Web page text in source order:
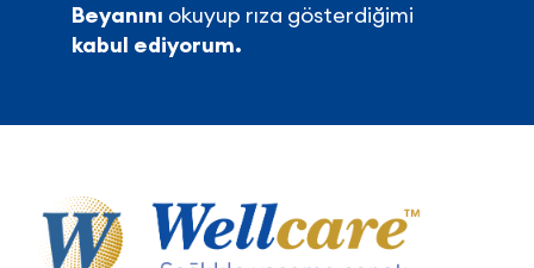
Beyanını okuyup rıza gösterdiğimi
kabul ediyorum.